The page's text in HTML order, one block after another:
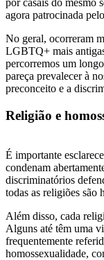
por casais do mesmo
agora patrocinada
No geral, ocorreram
LGBTQ+ mais
percorremos um
pareça prevalecer à
preconceito e a
Religião e
É importante
condenam
discriminatórios
todas as religiões são
Além disso, cada
Alguns até têm uma
frequentemente
homossexualidade,